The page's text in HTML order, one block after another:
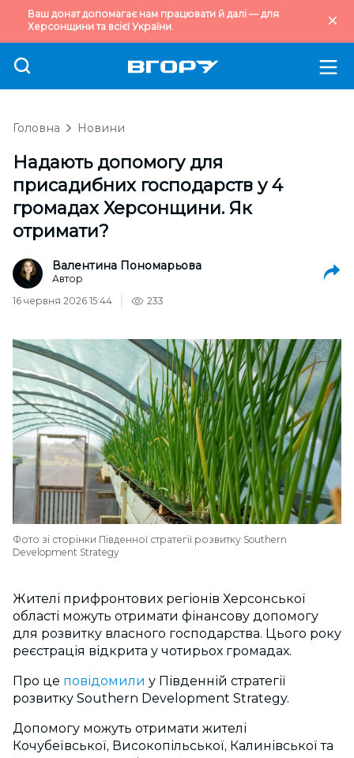
Ваш донат допомагає нам працювати й далі — для
Херсонщини та всієї України.
Головна Новини
Надають допомогу для
присадибних господарств у 4
громадах Херсонщини. Як
отримати?
Валентина Пономарьова
Автор
16 червня 2026 15:44
233
Фото зі сторінки Південної стратегії розвитку Southern
Development Strategy
Жителі прифронтових регіонів Херсонської
області можуть отримати фінансову допомогу
для розвитку власного господарства. Цього року
реєстрація відкрита у чотирьох громадах.
Про це повідомили у Південній стратегії
розвитку Southern Development Strategy.
Допомогу можуть отримати жителі
Кочубеївської, Високопільської, Калинівської та